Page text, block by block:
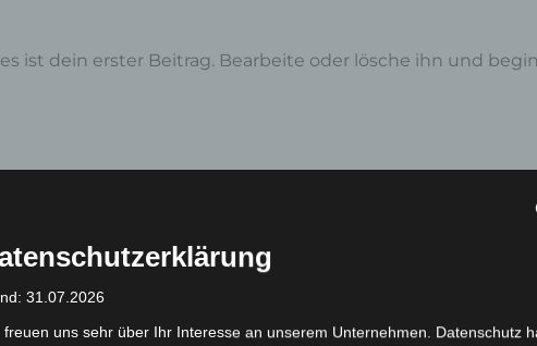
ist dein erster Beitrag. Bearbeite oder lösche ihn und
31.07.2026
freuen uns sehr über Ihr Interesse an unserem Unternehmen. Datenschutz